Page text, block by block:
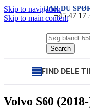
Skip to navigation
Skip to main content
HAR DU
+45 47 17
Search
FIND DELE
Volvo S60